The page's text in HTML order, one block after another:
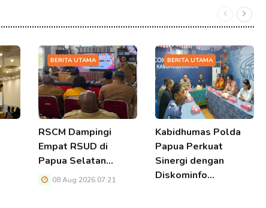
BERITA UTAMA
RSCM Dampingi
Empat RSUD di
Papua Selatan…
08 Aug 2026 07:21
BERITA UTAMA
Kabidhumas Polda
Papua Perkuat
Sinergi dengan
Diskominfo…